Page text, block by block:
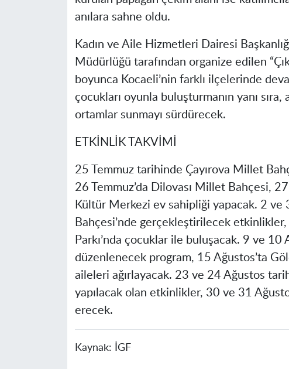
anılara sahne oldu.
Kadın ve Aile Hizmetleri Dairesi
Müdürlüğü tarafından organize edilen
boyunca Kocaeli’nin farklı ilçelerinde
çocukları oyunla buluşturmanın yanı
ortamlar sunmayı sürdürecek.
ETKİNLİK TAKVİMİ
25 Temmuz tarihinde Çayırova Millet
26 Temmuz’da Dilovası Millet Bahçesi,
Kültür Merkezi ev sahipliği yapacak. 2
Bahçesi’nde gerçekleştirilecek
Parkı’nda çocuklar ile buluşacak. 9 ve
düzenlenecek program, 15 Ağustos’ta
aileleri ağırlayacak. 23 ve 24 Ağustos
yapılacak olan etkinlikler, 30 ve 31
erecek.
Kaynak: İGF